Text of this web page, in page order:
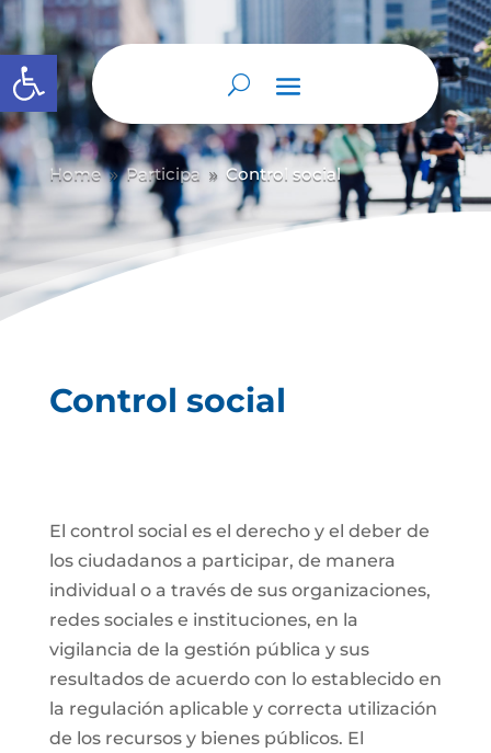
Abrir barra de herramientas
Home 9 Participa 9 Control social
Control social
El control social es el derecho y el deber de
los ciudadanos a participar, de manera
individual o a través de sus organizaciones,
redes sociales e instituciones, en la
vigilancia de la gestión pública y sus
resultados de acuerdo con lo establecido en
la regulación aplicable y correcta utilización
de los recursos y bienes públicos. El